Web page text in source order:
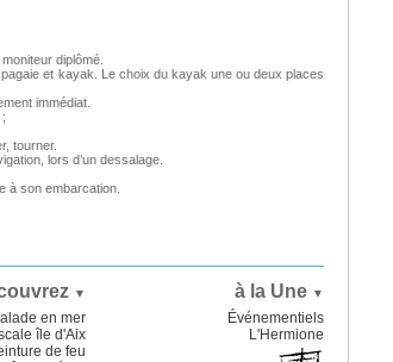
diplômé.
et kayak. Le choix du kayak une ou deux places
immédiat.
tourner.
lors d’un dessalage.
à son embarcation.
▼
en mer
île d'Aix
de feu
à la Une ▼
Événementiels
L'Hermione